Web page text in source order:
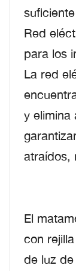
Red
para los
La red
y elimina
atraídos,
El
con
de luz